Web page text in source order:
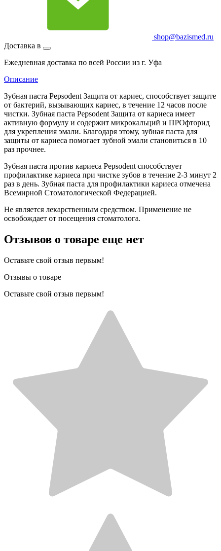
shop@bazismed.ru
Доставка в
Ежедневная доставка по всей России из г. Уфа
Описание
Зубная паста Pepsodent Защита от кариес, способствует защите
от бактерий, вызывающих кариес, в течение 12 часов после
чистки. Зубная паста Pepsodent Защита от кариеса имеет
активную формулу и содержит микрокальций и ПРОфторид
для укрепления эмали. Благодаря этому, зубная паста для
защиты от кариеса помогает зубной эмали становиться в 10
раз прочнее.
Зубная паста против кариеса Pepsodent способствует
профилактике кариеса при чистке зубов в течение 2-3 минут 2
раз в день. Зубная паста для профилактики кариеса отмечена
Всемирной Стоматологической Федерацией.
Не является лекарственным средством. Применение не
освобождает от посещения стоматолога.
Отзывов о товаре еще нет
Оставьте свой отзыв первым!
Отзывы о товаре
Оставьте свой отзыв первым!